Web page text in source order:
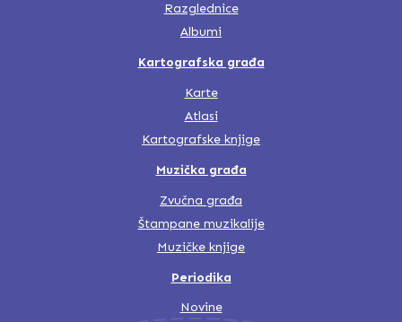
Razglednice
Albumi
Kartografska građa
Karte
Atlasi
Kartografske knjige
Muzička građa
Zvučna građa
Štampane muzikalije
Muzičke knjige
Periodika
Novine